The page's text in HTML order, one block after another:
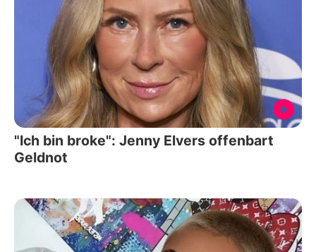
"Ich bin broke": Jenny Elvers offenbart
Geldnot